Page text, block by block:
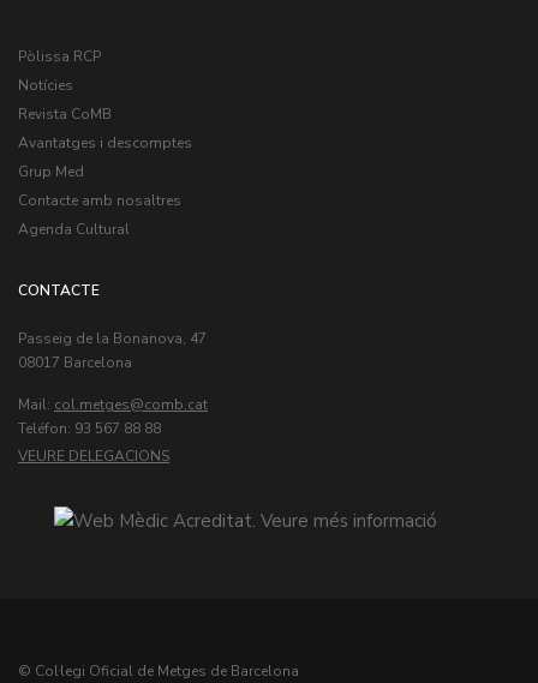
Pòlissa RCP
Notícies
Revista CoMB
Avantatges i descomptes
Grup Med
Contacte amb nosaltres
Agenda Cultural
CONTACTE
Passeig de la Bonanova, 47
08017 Barcelona
Mail: col.metges
Teléfon: 93 567 88 88
VEURE DELEGACIONS
© Col·legi Oficial de Metges de Barcelona